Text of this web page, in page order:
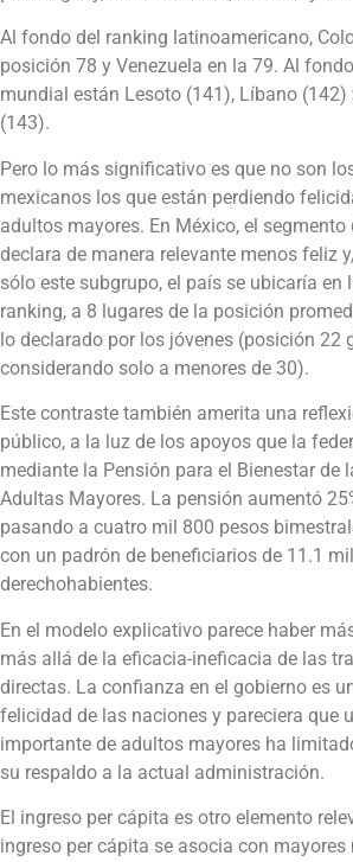
Al fondo del ranking latinoamericano,
posición 78 y Venezuela en la 79. Al
mundial están Lesoto (141), Líbano
(143).
Pero lo más significativo es que no son
mexicanos los que están perdiendo
adultos mayores. En México, el segmento
declara de manera relevante menos feliz
sólo este subgrupo, el país se ubicaría en
ranking, a 8 lugares de la posición
lo declarado por los jóvenes (posición 22
considerando solo a menores de 30).
Este contraste también amerita una
público, a la luz de los apoyos que la
mediante la Pensión para el Bienestar de
Adultas Mayores. La pensión aumentó
pasando a cuatro mil 800 pesos
con un padrón de beneficiarios de 11.1
derechohabientes.
En el modelo explicativo parece haber
más allá de la eficacia-ineficacia de las
directas. La confianza en el gobierno es
felicidad de las naciones y pareciera que
importante de adultos mayores ha
su respaldo a la actual administración.
El ingreso per cápita es otro elemento
ingreso per cápita se asocia con mayores